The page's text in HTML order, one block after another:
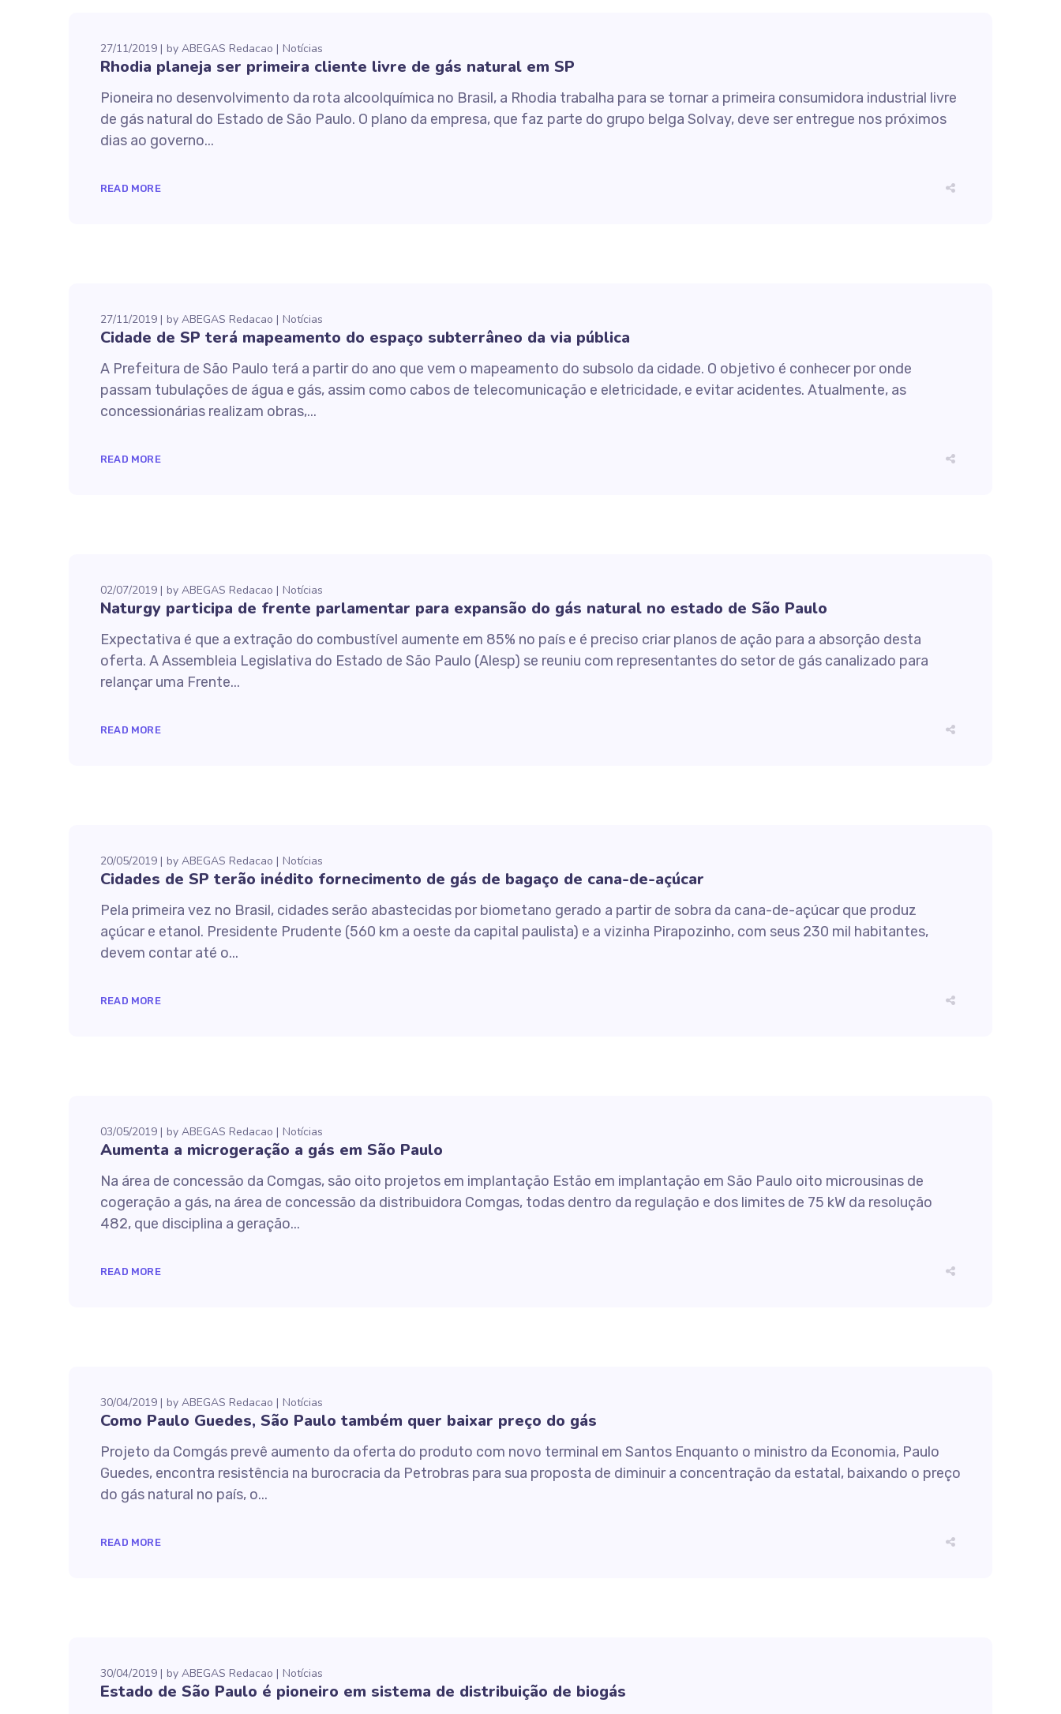
27/11/2019 by ABEGAS Redacao Notícias
Rhodia planeja ser primeira cliente livre de gás natural em SP
Pioneira no desenvolvimento da rota alcoolquímica no Brasil, a Rhodia trabalha para se tornar a primeira consumidora industrial livre
de gás natural do Estado de São Paulo. O plano da empresa, que faz parte do grupo belga Solvay, deve ser entregue nos próximos
dias ao governo...
READ MORE
27/11/2019 by ABEGAS Redacao Notícias
Cidade de SP terá mapeamento do espaço subterrâneo da via pública
A Prefeitura de São Paulo terá a partir do ano que vem o mapeamento do subsolo da cidade. O objetivo é conhecer por onde
passam tubulações de água e gás, assim como cabos de telecomunicação e eletricidade, e evitar acidentes. Atualmente, as
concessionárias realizam obras,...
READ MORE
02/07/2019 by ABEGAS Redacao Notícias
Naturgy participa de frente parlamentar para expansão do gás natural no estado de São Paulo
Expectativa é que a extração do combustível aumente em 85% no país e é preciso criar planos de ação para a absorção desta
oferta. A Assembleia Legislativa do Estado de São Paulo (Alesp) se reuniu com representantes do setor de gás canalizado para
relançar uma Frente...
READ MORE
20/05/2019 by ABEGAS Redacao Notícias
Cidades de SP terão inédito fornecimento de gás de bagaço de cana-de-açúcar
Pela primeira vez no Brasil, cidades serão abastecidas por biometano gerado a partir de sobra da cana-de-açúcar que produz
açúcar e etanol. Presidente Prudente (560 km a oeste da capital paulista) e a vizinha Pirapozinho, com seus 230 mil habitantes,
devem contar até o...
READ MORE
03/05/2019 by ABEGAS Redacao Notícias
Aumenta a microgeração a gás em São Paulo
Na área de concessão da Comgas, são oito projetos em implantação Estão em implantação em São Paulo oito microusinas de
cogeração a gás, na área de concessão da distribuidora Comgas, todas dentro da regulação e dos limites de 75 kW da resolução
482, que disciplina a geração...
READ MORE
30/04/2019 by ABEGAS Redacao Notícias
Como Paulo Guedes, São Paulo também quer baixar preço do gás
Projeto da Comgás prevê aumento da oferta do produto com novo terminal em Santos Enquanto o ministro da Economia, Paulo
Guedes, encontra resistência na burocracia da Petrobras para sua proposta de diminuir a concentração da estatal, baixando o preço
do gás natural no país, o...
READ MORE
30/04/2019 by ABEGAS Redacao Notícias
Estado de São Paulo é pioneiro em sistema de distribuição de biogás